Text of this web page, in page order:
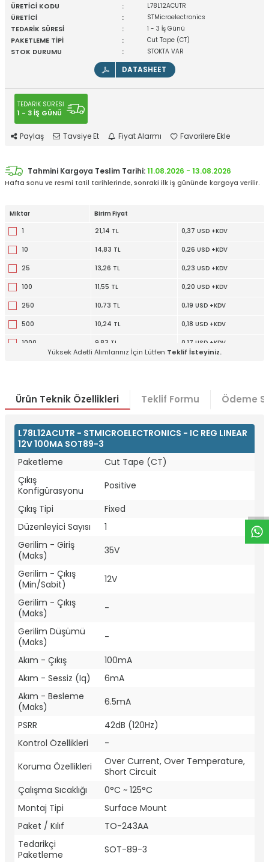
ÜRETİCİ KODU : L78L12ACUTR
ÜRETİCİ : STMicroelectronics
TEDARİK SÜRESİ : 1 - 3 İş Günü
PAKETLEME TİPİ : Cut Tape (CT)
STOK DURUMU : STOKTA VAR
DATASHEET
TEDARİK SÜRESİ
1 - 3 İŞ GÜNÜ
Paylaş Tavsiye Et Fiyat Alarmı Favorilere Ekle
Tahmini Kargoya Teslim Tarihi:11.08.2026 - 13.08.2026
Hafta sonu ve resmi tatil tarihlerinde, sonraki ilk iş gününde kargoya verilir.
Miktar
Birim Fiyat
1
21,14 TL 0,37 USD +KDV
10 14,83 TL 0,26 USD +KDV
25 13,26 TL 0,23 USD +KDV
100 11,55 TL 0,20 USD +KDV
250 10,73 TL 0,19 USD +KDV
500 10,24 TL 0,18 USD +KDV
1000 9,83 TL 0,17 USD +KDV
Yüksek Adetli Alımlarınız İçin Lütfen Teklif İsteyiniz.
Ürün Teknik Özellikleri Teklif Formu Ödeme
L78L12ACUTR - STMICROELECTRONICS - IC REG LINEAR
12V 100MA SOT89-3
Paketleme
Cut Tape (CT)
Çıkış
Konfigürasyonu
Positive
Çıkış Tipi
Fixed
Düzenleyici Sayısı
1
Gerilim - Giriş
(Maks)
35V
Gerilim - Çıkış
(Min/Sabit)
12V
Gerilim - Çıkış
(Maks)
-
Gerilim Düşümü
(Maks)
-
Akım - Çıkış
100mA
Akım - Sessiz (Iq)
6mA
Akım - Besleme
(Maks)
6.5mA
PSRR
42dB (120Hz)
Kontrol Özellikleri
-
Koruma Özellikleri
Over Current, Over Temperature,
Short Circuit
Çalışma Sıcaklığı
0°C ~ 125°C
Montaj Tipi
Surface Mount
Paket / Kılıf
TO-243AA
Tedarikçi
Paketleme
SOT-89-3